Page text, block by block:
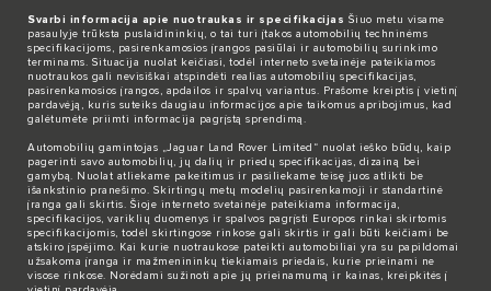
Svarbi informacija apie nuotraukas ir specifikacijas Šiuo metu visame
pasaulyje trūksta puslaidininkių, o tai turi įtakos automobilių techninėms
specifikacijoms, pasirenkamosios įrangos pasiūlai ir automobilių surinkimo
terminams. Situacija nuolat keičiasi, todėl interneto svetainėje pateikiamos
nuotraukos gali nevisiškai atspindėti realias automobilių specifikacijas,
pasirenkamosios įrangos, apdailos ir spalvų variantus. Prašome kreiptis į vietinį
pardavėją, kuris suteiks daugiau informacijos apie taikomus apribojimus, kad
galėtumėte priimti informacija pagrįstą sprendimą.
Automobilių gamintojas „Jaguar Land Rover Limited“ nuolat ieško būdų, kaip
pagerinti savo automobilių, jų dalių ir priedų specifikacijas, dizainą bei
gamybą. Nuolat atliekame pakeitimus ir pasiliekame teisę juos atlikti be
išankstinio pranešimo. Skirtingų metų modelių pasirenkamoji ir standartinė
įranga gali skirtis. Šioje interneto svetainėje pateikiama informacija,
specifikacijos, variklių duomenys ir spalvos pagrįsti Europos rinkai skirtomis
specifikacijomis, todėl skirtingose rinkose gali skirtis ir gali būti keičiami be
atskiro įspėjimo. Kai kurie nuotraukose pateikti automobiliai yra su papildomai
užsakoma įranga ir mažmenininkų tiekiamais priedais, kurie prieinami ne
visose rinkose. Norėdami sužinoti apie jų prieinamumą ir kainas, kreipkitės į